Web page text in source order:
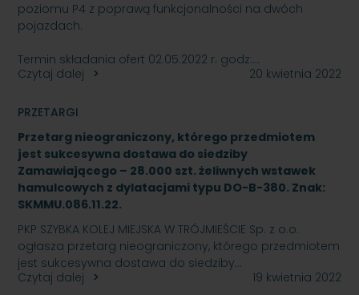
poziomu P4 z poprawą funkcjonalności na dwóch
pojazdach.
Termin składania ofert 02.05.2022 r. godz:…
Czytaj dalej
20 kwietnia 2022
PRZETARGI
Przetarg nieograniczony, którego przedmiotem
jest sukcesywna dostawa do siedziby
Zamawiającego – 28.000 szt. żeliwnych wstawek
hamulcowych z dylatacjami typu DO-B-380. Znak:
SKMMU.086.11.22.
PKP SZYBKA KOLEJ MIEJSKA W TRÓJMIEŚCIE Sp. z o.o.
ogłasza przetarg nieograniczony, którego przedmiotem
jest sukcesywna dostawa do siedziby…
Czytaj dalej
19 kwietnia 2022